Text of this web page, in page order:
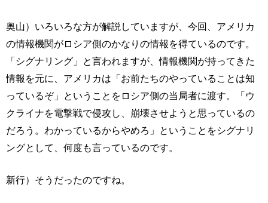
奥山）いろいろな方が解説していますが、今回、アメリカ
の情報機関がロシア側のかなりの情報を得ているのです。
「シグナリング」と言われますが、情報機関が持ってきた
情報を元に、アメリカは「お前たちのやっていることは知
っているぞ」ということをロシア側の当局者に渡す。「ウ
クライナを電撃戦で侵攻し、崩壊させようと思っているの
だろう。わかっているからやめろ」ということをシグナリ
ングとして、何度も言っているのです。
新行）そうだったのですね。